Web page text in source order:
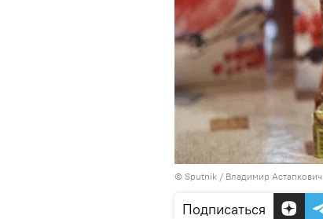
© Sputnik / Владимир Астапкович
Подписаться